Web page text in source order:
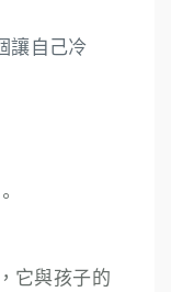
讓自己冷
它與孩子的